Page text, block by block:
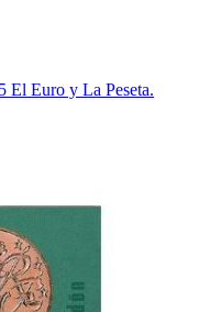
El Euro y La Peseta.